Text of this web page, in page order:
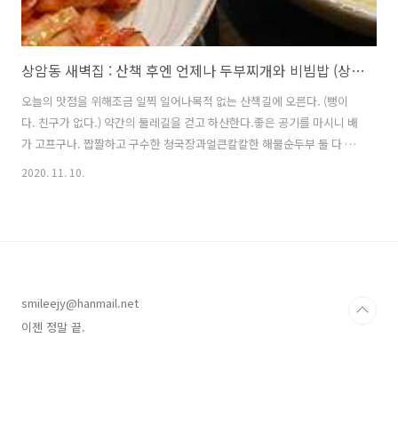
상암동 새벽집 : 산책 후엔 언제나 두부찌개와 비빔밥 (상암근린공원)
오늘의 맛점을 위해조금 일찍 일어나목적 없는 산책길에 오른다. (뻥이
다. 친구가 없다.) 약간의 둘레길을 걷고 하산한다.좋은 공기를 마시니 배
가 고프구나. 짭짤하고 구수한 청국장과얼큰칼칼한 해물순두부 둘 다 맛
있었다.그래도 가장 좋았던 건 참기름에 슥슥 비벼먹는 나물비빔밥! 그리
치찌개 자체가 너무..
2020. 11. 10.
smileejy@hanmail.net
이젠 정말 끝.